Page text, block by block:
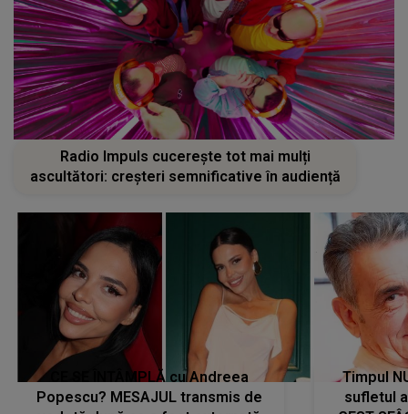
ascultători: creșteri semnificative în audiență
CE SE ÎNTÂMPLĂ cu Andreea
Popescu? MESAJUL transmis de
vedetă după ce a fost externată
din spital: „Imediat ce mă voi simți
mai bine...”
Timpul
sufletul
GEST
Iurie
măsură